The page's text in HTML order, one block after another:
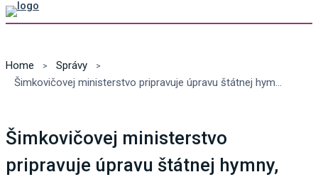
Home
Správy
Šimkovičovej ministerstvo pripravuje úpravu štátnej hymny, nová verzia má byť viac monumentálna a nápaditá
Šimkovičovej ministerstvo
pripravuje úpravu štátnej hymny,